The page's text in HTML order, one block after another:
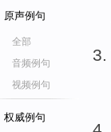
原声例句
全部
音频例句
视频例句
权威例句